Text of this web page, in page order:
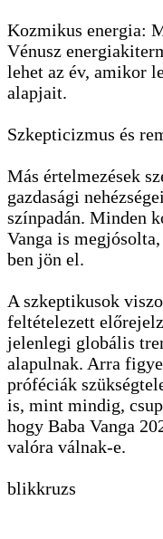
Kozmikus energia:
Vénusz
lehet az év, amikor
alapjait.
Szkepticizmus és
Más értelmezések
gazdasági
színpadán. Minden
Vanga is
ben jön el.
A szkeptikusok
feltételezett
jelenlegi globális
alapulnak. Arra
próféciák
is, mint mindig,
hogy Baba Vanga
valóra válnak-e.
blikkruzs